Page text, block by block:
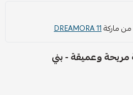
ماركةDREAMORA 11
وعميقة - بني